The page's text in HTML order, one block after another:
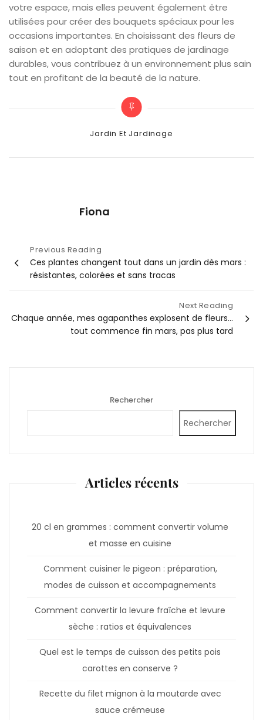
votre espace, mais elles peuvent également être
utilisées pour créer des bouquets spéciaux pour les
occasions importantes. En choisissant des fleurs de
saison et en adoptant des pratiques de jardinage
durables, vous contribuez à un environnement plus sain
tout en profitant de la beauté de la nature.
Categories
Jardin Et Jardinage
Fiona
Navigation
de
l’article
Previous Reading
Ces plantes changent tout dans un jardin dès mars :
résistantes, colorées et sans tracas
Next Reading
Chaque année, mes agapanthes explosent de fleurs…
tout commence fin mars, pas plus tard
Rechercher
Rechercher
Articles récents
20 cl en grammes : comment convertir volume
et masse en cuisine
Comment cuisiner le pigeon : préparation,
modes de cuisson et accompagnements
Comment convertir la levure fraîche et levure
sèche : ratios et équivalences
Quel est le temps de cuisson des petits pois
carottes en conserve ?
Recette du filet mignon à la moutarde avec
sauce crémeuse